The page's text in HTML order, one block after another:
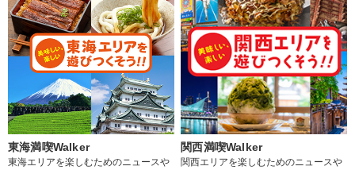
東海満喫Walker
東海エリアを楽しむためのニュースや
関西満喫Walker
関西エリアを楽しむためのニュースや